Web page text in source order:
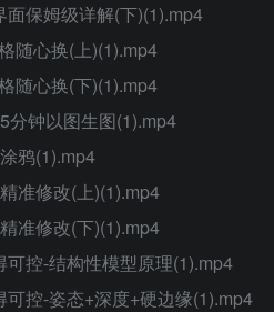
保姆级详解(下)(1).mp4
随心换(上)(1).mp4
随心换(下)(1).mp4
分钟以图生图(1).mp4
鸦(1).mp4
准修改(上)(1).mp4
准修改(下)(1).mp4
控-结构性模型原理(1).mp4
控-姿态+深度+硬边缘(1).mp4